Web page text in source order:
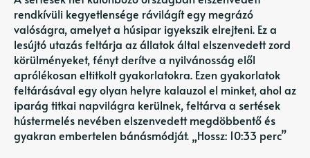
rendkívüli kegyetlensége rávilágít egy megrázó
valóságra, amelyet a húsipar igyekszik elrejteni. Ez a
lesújtó utazás feltárja az állatok által elszenvedett zord
körülményeket, fényt derítve a nyilvánosság elől
aprólékosan eltitkolt gyakorlatokra. Ezen gyakorlatok
feltárásával egy olyan helyre kalauzol el minket, ahol az
iparág titkai napvilágra kerülnek, feltárva a sertések
hústermelés nevében elszenvedett megdöbbentő és
gyakran embertelen bánásmódját. „Hossz: 10:33 perc”